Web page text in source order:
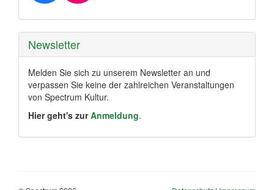
Newsletter
Melden Sie sich zu unserem Newsletter an und
verpassen Sie keine der zahlreichen Veranstaltungen
von Spectrum Kultur.
Hier geht's zurAnmeldung.